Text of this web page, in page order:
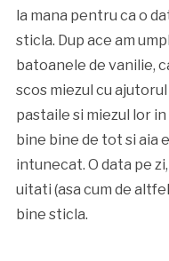
la mana pentru ca o
sticla. Dup ace am
batoanele de vanilie,
scos miezul cu
pastaile si miezul lor
bine bine de tot si aia
intunecat. O data pe
uitati (asa cum de
bine sticla.